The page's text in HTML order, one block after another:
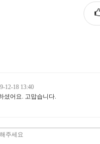
12-18 13:40
셨어요. 고맙습니다.